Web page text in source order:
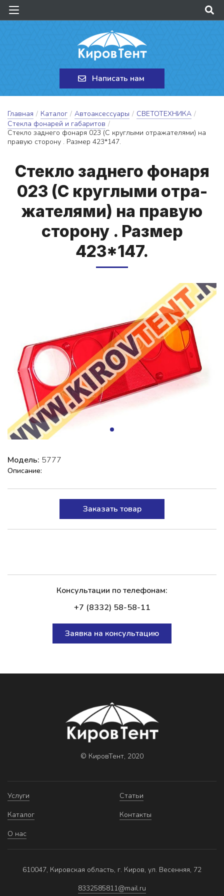
Написать нам
Главная / Каталог / Автоаксессуары / СВЕТОТЕХНИКА /
Стекла фонарей и габаритов /
Стекло заднего фонаря 023 (С круглыми отражателями) на
правую сторону . Размер 423*147.
Стек­ло зад­не­го фо­на­ря
023 (С круг­лы­ми от­ра­
жа­те­ля­ми) на пра­вую
сто­ро­ну . Раз­мер
423*147.
Модель: 5777
Описание:
Заказать товар
Консультации по телефонам:
+7 (8332) 58-58-11
Заявка на консультацию
© КировТент, 2020
Услуги
Каталог
О нас
Статьи
Контакты
610047, Кировская область, г. Киров, ул. Весенняя, 72
8332585811@mail.ru